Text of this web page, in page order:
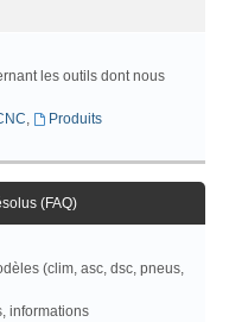
les outils dont nous
,
Produits
(FAQ)
(clim, asc, dsc, pneus,
informations